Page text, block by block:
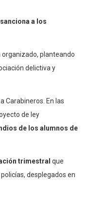
a los
planteando
delictiva y
Carabineros. En las
de ley
de los alumnos de
trimestral que
desplegados en